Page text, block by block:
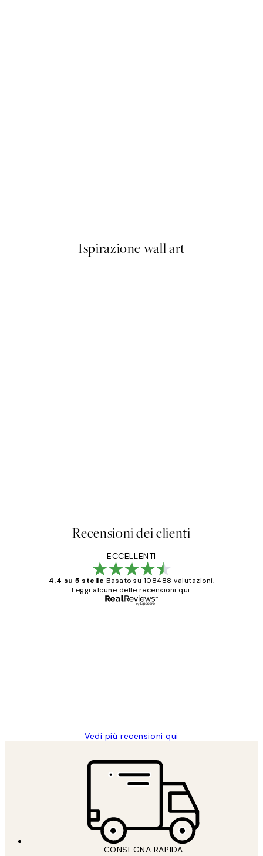
Ispirazione wall art
Recensioni dei clienti
ECCELLENTI
4.4 su 5 stelle Basato su 108488 valutazioni.
Leggi alcune delle recensioni qui.
Vedi più recensioni qui
CONSEGNA RAPIDA